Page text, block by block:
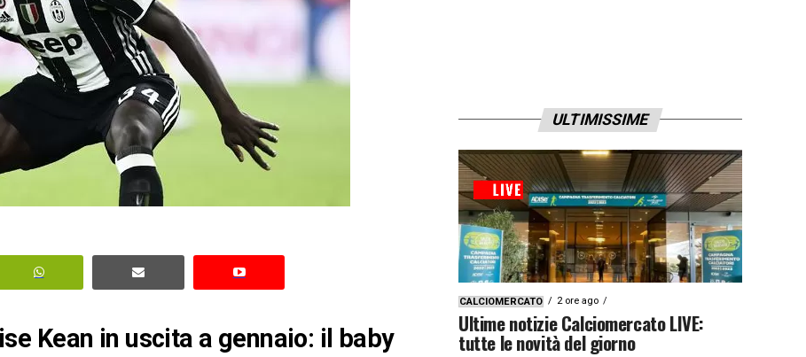
Kean in uscita a gennaio: il baby
ULTIMISSIME
CALCIOMERCATO 2 ore ago
Ultime notizie Calciomercato LIVE:
tutte le novità del giorno